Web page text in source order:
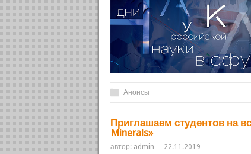
Анонсы
Приглашаем студентов на
Minerals»
автор: admin
22.11.2019